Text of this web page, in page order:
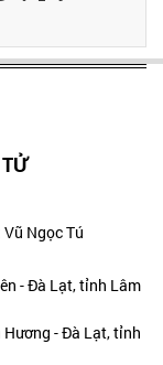
Ngọc Tú
- Đà Lạt, tỉnh Lâm
- Đà Lạt, tỉnh